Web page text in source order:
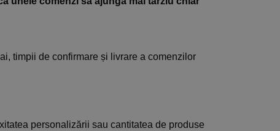
timpii de confirmare și livrare a comenzilor
personalizării sau cantitatea de produse